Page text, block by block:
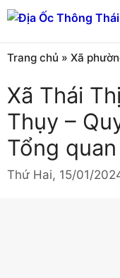
Chuyển
đến
nội
dung
Trang chủ » Xã
Xã Thái
Thụy –
Tổng quan
Thứ Hai, 15/01/